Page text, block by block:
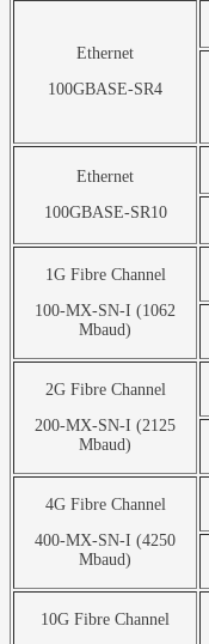
Ethernet
100GBASE-SR4
Ethernet
100GBASE-SR10
1G Fibre Channel
100-MX-SN-I (1062
Mbaud)
2G Fibre Channel
200-MX-SN-I (2125
Mbaud)
4G Fibre Channel
400-MX-SN-I (4250
Mbaud)
10G Fibre Channel